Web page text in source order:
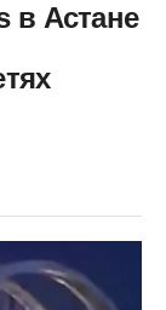
в Астане